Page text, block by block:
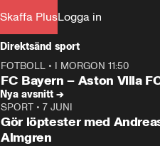
Skaffa PlusLogga in
Direktsänd sport
Plus
FOTBOLL • I MORGON 11:50
FC Bayern – Aston Villa
Nya avsnitt →
SPORT • 7 JUNI
Gör löptester med
Almgren